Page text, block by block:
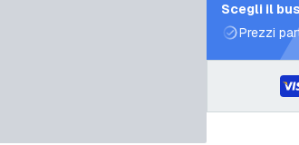
Scegli il
Prezzi